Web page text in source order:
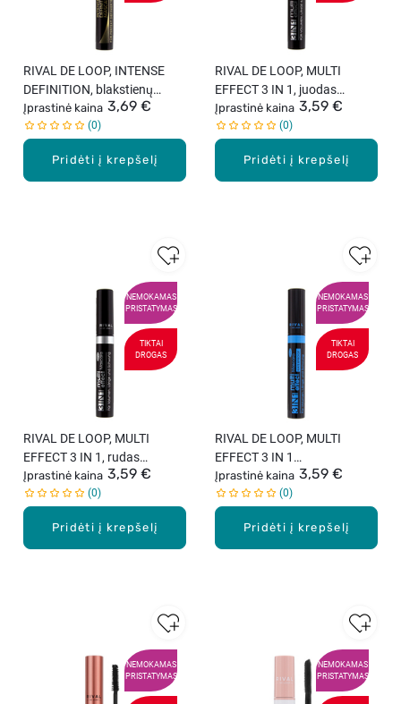
Pridėti į krepšelį
RIVAL DE LOOP, INTENSE
DEFINITION, blakstienų
tušas, juodas, 8 ml
Įprastinė kaina 3,69 €
0
Pridėti į krepšelį
RIVAL DE LOOP, MULTI
EFFECT 3 IN 1, juodas
blakstienų tušas, 13 ml
Įprastinė kaina 3,59 €
0
NEMOKAMAS
PRISTATYMAS
TIKTAI
DROGAS
Pridėti į krepšelį
RIVAL DE LOOP, MULTI
EFFECT 3 IN 1, rudas
blakstienų tušas, 13 ml
Įprastinė kaina 3,59 €
0
NEMOKAMAS
PRISTATYMAS
TIKTAI
DROGAS
Pridėti į krepšelį
RIVAL DE LOOP, MULTI
EFFECT 3 IN 1
WATERPROOF, juodas
blakstienų tušas, 13 ml
Įprastinė kaina 3,59 €
0
NEMOKAMAS
PRISTATYMAS
NEMOKAMAS
PRISTATYMAS